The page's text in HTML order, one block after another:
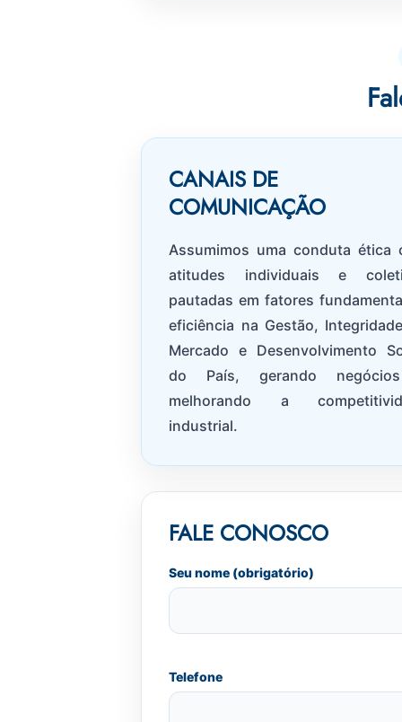
CANAIS DE
COMUNICAÇÃO
Assumimos uma conduta ética
atitudes individuais e
pautadas em fatores
eficiência na Gestão,
Mercado e Desenvolvimento
do País, gerando
melhorando a
industrial.
FALE CONOSCO
Seu nome (obrigatório)
Telefone